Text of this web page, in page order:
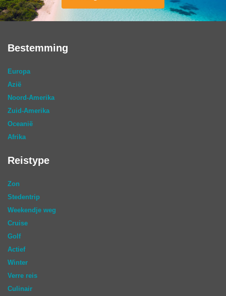
Bestemming
Europa
Azië
Noord-Amerika
Zuid-Amerika
Oceanië
Afrika
Reistype
Zon
Stedentrip
Weekendje weg
Cruise
Golf
Actief
Winter
Verre reis
Culinair